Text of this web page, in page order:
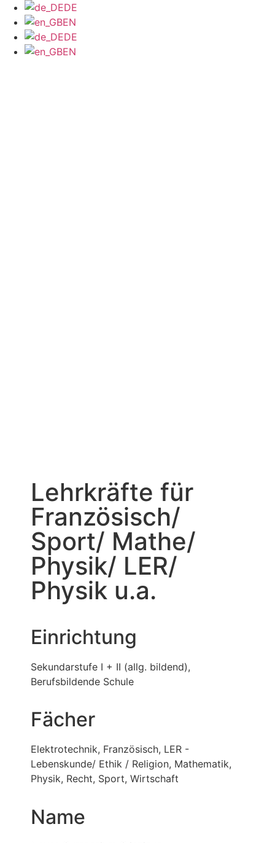
DE
EN
DE
EN
Lehrkräfte für
Französisch/
Sport/ Mathe/
Physik/ LER/
Physik u.a.
Einrichtung
Sekundarstufe I + II (allg. bildend),
Berufsbildende Schule
Fächer
Elektrotechnik, Französisch, LER -
Lebenskunde/ Ethik / Religion, Mathematik,
Physik, Recht, Sport, Wirtschaft
Name